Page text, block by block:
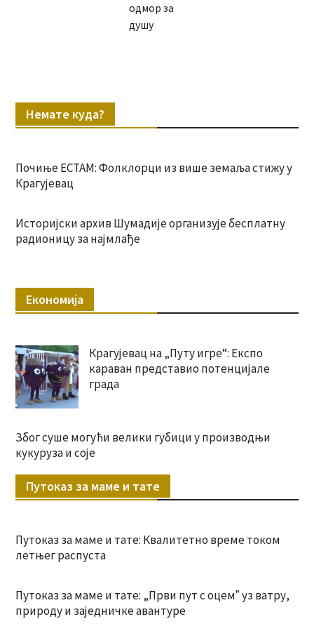
одмор за
душу
Немате куда?
Почиње ЕСТАМ: Фолклорци из више земаља стижу у
Крагујевац
Историјски архив Шумадије организује бесплатну
радионицу за најмлађе
Економија
Крагујевац на „Путу игре“: Експо
караван представио потенцијале
града
Због суше могући велики губици у производњи
кукуруза и соје
Путоказ за маме и тате
Путоказ за маме и тате: Квалитетно време током
летњег распуста
Путоказ за маме и тате: „Први пут с оцемˮ уз ватру,
природу и заједничке авантуре